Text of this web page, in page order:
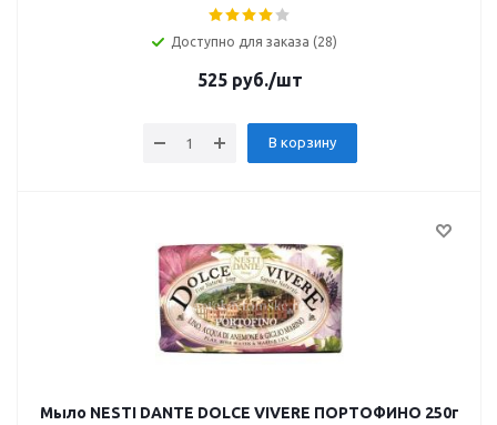
Доступно для заказа (28)
525руб./шт
В корзину
Мыло NESTI DANTE DOLCE VIVERE ПОРТОФИНО 250г